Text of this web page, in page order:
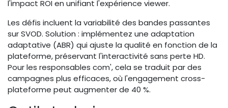
l'impact ROI en unifiant l'expérience viewer.
Les défis incluent la variabilité des bandes passantes
sur SVOD. Solution : implémentez une adaptation
adaptative (ABR) qui ajuste la qualité en fonction de la
plateforme, préservant l'interactivité sans perte HD.
Pour les responsables com', cela se traduit par des
campagnes plus efficaces, où l'engagement cross-
plateforme peut augmenter de 40 %.